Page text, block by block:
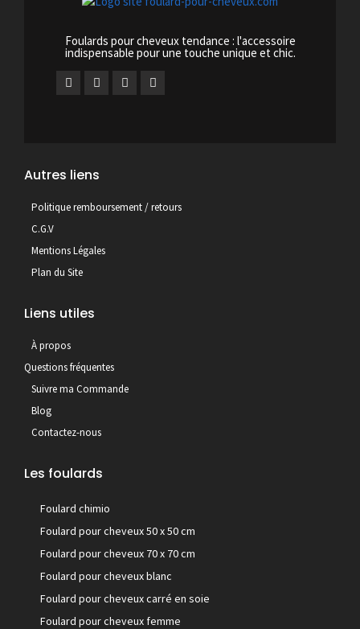
Foulards pour cheveux tendance : l'accessoire
indispensable pour une touche unique et chic.
Autres liens
Politique remboursement / retours
C.G.V
Mentions Légales
Plan du Site
Liens utiles
À propos
Questions fréquentes
Suivre ma Commande
Blog
Contactez-nous
Les foulards
Foulard chimio
Foulard pour cheveux 50 x 50 cm
Foulard pour cheveux 70 x 70 cm
Foulard pour cheveux blanc
Foulard pour cheveux carré en soie
Foulard pour cheveux femme